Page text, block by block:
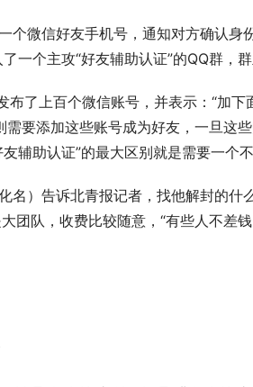
个微信好友手机号，通知对方确认
一个主攻“好友辅助认证”的QQ群，
布了上百个微信账号，并表示：“加
要添加这些账号成为好友，一旦这
辅助认证”的最大区别就是需要一个
名）告诉北青报记者，找他解封的
团队，收费比较随意，“有些人不差